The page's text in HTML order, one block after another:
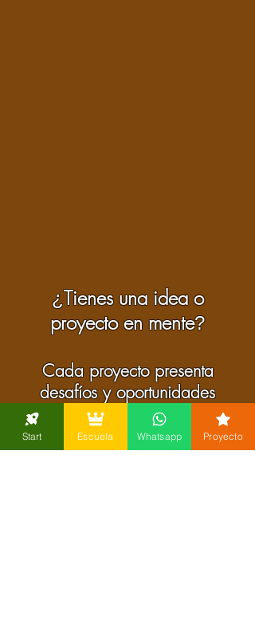
¿Tienes una idea o
proyecto en mente?
Cada proyecto presenta
desafíos y oportunidades
diferentes.
Si estás explorando la
Start Escuela Whatsapp Proyecto